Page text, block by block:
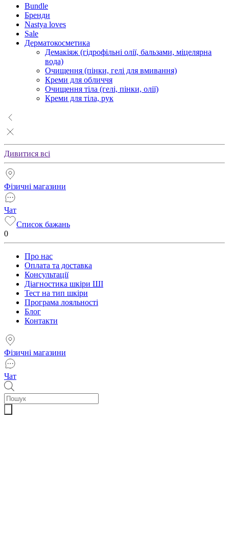
Bundle
Бренди
Nastya loves
Sale
Дерматокосметика
Демакіяж (гідрофільні олії, бальзами, міцелярна
вода)
Очищення (пінки, гелі для вмивання)
Креми для обличчя
Очищення тіла (гелі, пінки, олії)
Креми для тіла, рук
Дивитися всі
Фізичні магазини
Чат
Список бажань
0
Про нас
Оплата та доставка
Консультації
Діагностика шкіри ШІ
Тест на тип шкіри
Програма лояльності
Блог
Контакти
Фізичні магазини
Чат
Пошук
товарів